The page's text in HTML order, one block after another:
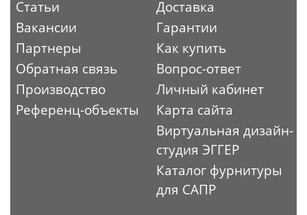
Статьи
Вакансии
Партнеры
Обратная связь
Производство
Референц-объекты
Доставка
Гарантии
Как купить
Вопрос-ответ
Личный кабинет
Карта сайта
Виртуальная дизайн-
студия ЭГГЕР
Каталог фурнитуры
для САПР